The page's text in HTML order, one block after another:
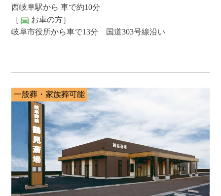
西岐阜駅から 車で約10分
［
お車の方］
岐阜市役所から車で13分 国道303号線沿い
一般葬・家族葬可能